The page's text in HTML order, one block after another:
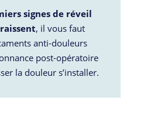
signes de réveil
, il vous faut
anti-douleurs
post-opératoire
la douleur s’installer.